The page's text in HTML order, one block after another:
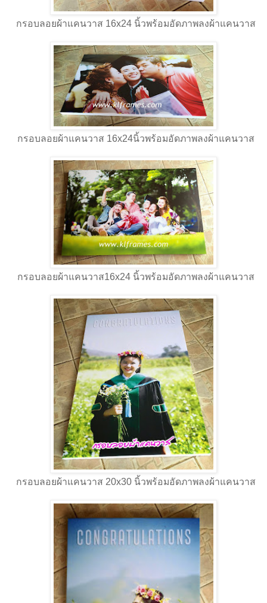
กรอบลอยผ้าแคนวาส 16x24 นิ้วพร้อมอัดภาพลงผ้าแคนวาส
กรอบลอยผ้าแคนวาส 16x24นิ้วพร้อมอัดภาพลงผ้าแคนวาส
กรอบลอยผ้าแคนวาส16x24 นิ้วพร้อมอัดภาพลงผ้าแคนวาส
กรอบลอยผ้าแคนวาส 20x30 นิ้วพร้อมอัดภาพลงผ้าแคนวาส